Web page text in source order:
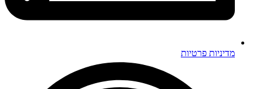
מדיניות פרטיות